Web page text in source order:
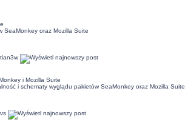
SeaMonkey oraz Mozilla Suite
i Mozilla Suite
i schematy wyglądu pakietów SeaMonkey oraz Mozilla Suite